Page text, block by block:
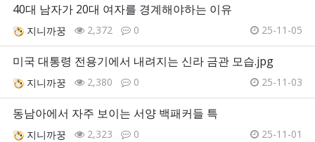
40대 남자가 20대 여자를 경계해야하는 이유
지니까꿍 2,372 0 25-11-05
미국 대통령 전용기에서 내려지는 신라 금관 모습.jpg
지니까꿍 2,380 0 25-11-03
동남아에서 자주 보이는 서양 백패커들 특
지니까꿍 2,323 0 25-11-01